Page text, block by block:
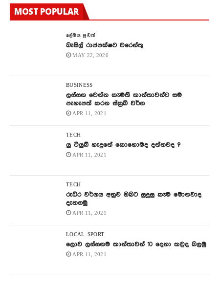
MOST POPULAR
දේශිය පුවත්
බැසිල් රාජපක්ෂට වරෙන්තු
MAY 22, 2026
BUSINESS
ලස්සන වෙන්න කැමති කාන්තාවන්ට සම
පැහැපත් කරන ස්ක්‍රබ් වර්ග
APR 11, 2021
TECH
යු ටියුබ් හැදුනේ කොහොමද දන්නවද ?
APR 11, 2021
TECH
රුධිර වර්ගය අනුව ඔබට සුදුසු කෑම මොනවාද
දැනගමු
APR 11, 2021
LOCAL SPORT
ලොව ලස්සනම කාන්තාවන් 10 දෙනා කවුද බලමු
APR 11, 2021